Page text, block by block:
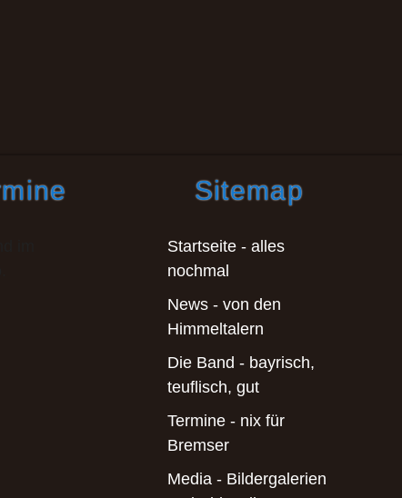
Sitemap
Startseite - alles
nochmal
News - von den
Himmeltalern
Die Band - bayrisch,
teuflisch, gut
Termine - nix für
Bremser
Media - Bildergalerien